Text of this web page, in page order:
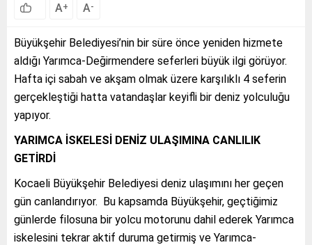
A+ A-
Büyükşehir Belediyesi’nin bir süre önce yeniden hizmete
aldığı Yarımca-Değirmendere seferleri büyük ilgi görüyor.
Hafta içi sabah ve akşam olmak üzere karşılıklı 4 seferin
gerçekleştiği hatta vatandaşlar keyifli bir deniz yolculuğu
yapıyor.
YARIMCA İSKELESİ DENİZ ULAŞIMINA CANLILIK
GETİRDİ
Kocaeli Büyükşehir Belediyesi deniz ulaşımını her geçen
gün canlandırıyor. Bu kapsamda Büyükşehir, geçtiğimiz
günlerde filosuna bir yolcu motorunu dahil ederek Yarımca
iskelesini tekrar aktif duruma getirmiş ve Yarımca-